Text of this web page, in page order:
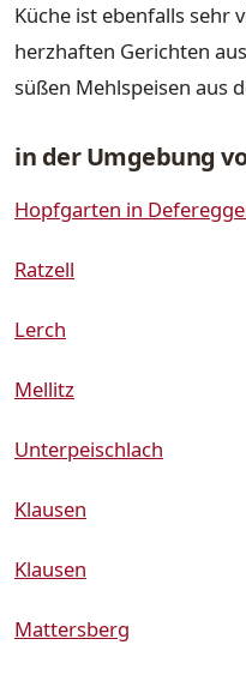
Küche ist ebenfalls sehr
herzhaften Gerichten
süßen Mehlspeisen aus
in der Umgebung
Hopfgarten in
Ratzell
Lerch
Mellitz
Unterpeischlach
Klausen
Klausen
Mattersberg